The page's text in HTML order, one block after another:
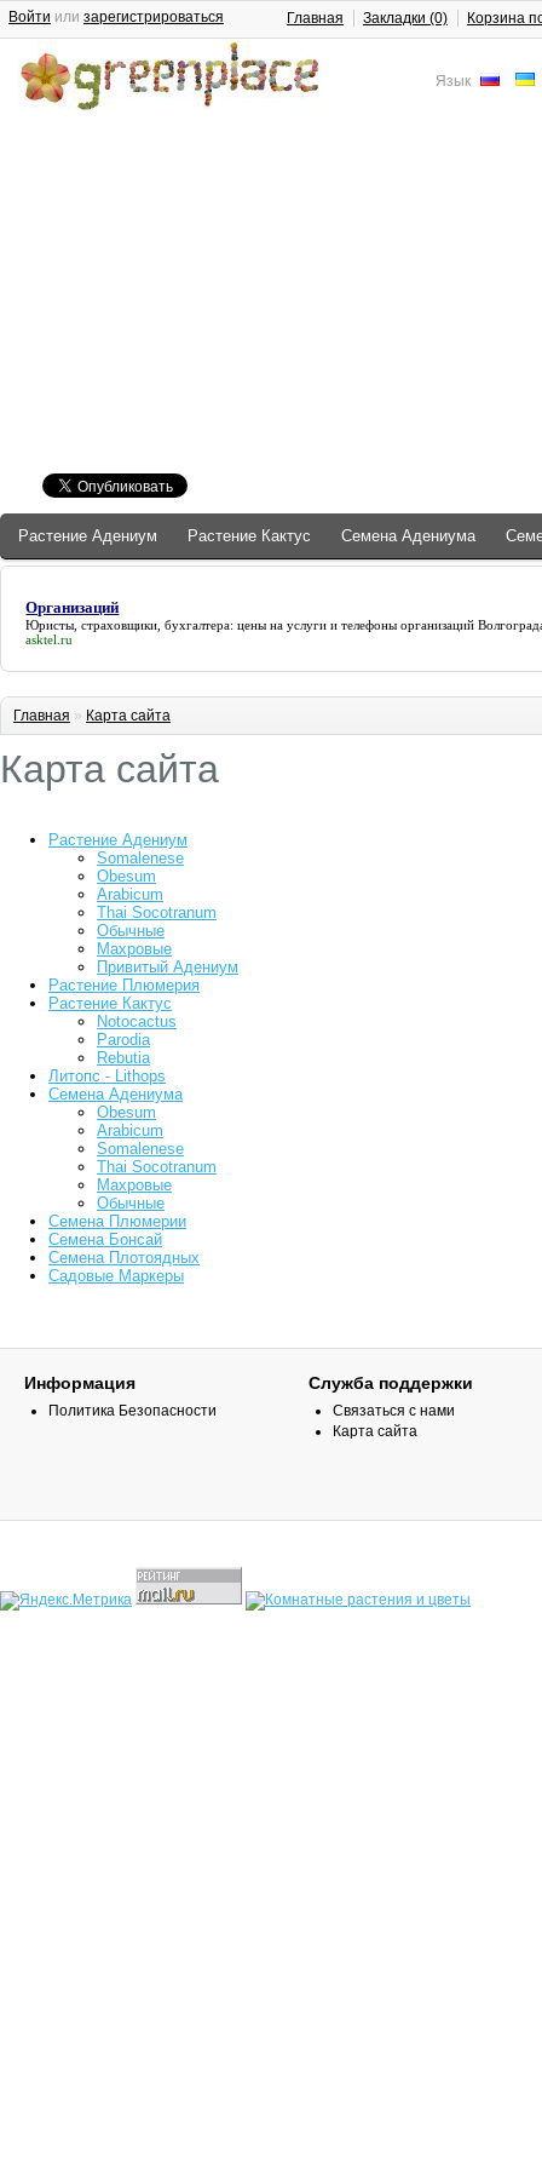
Язык
Войти или зарегистрироваться Главная Закладки (0) Корзина
Растение Адениум Растение Кактус Семена Адениума
Организаций
Юристы, страховщики, бухгалтера: цены на услуги и телефоныорганизаций
asktel.ru
Главная » Карта сайта
Карта сайта
Растение Адениум
Somalenese
Obesum
Arabicum
Thai Socotranum
Обычные
Махровые
Привитый Адениум
Растение Плюмерия
Растение Кактус
Notocactus
Parodia
Rebutia
Литопс - Lithops
Семена Адениума
Obesum
Arabicum
Somalenese
Thai Socotranum
Махровые
Обычные
Семена Плюмерии
Семена Бонсай
Семена Плотоядных
Садовые Маркеры
Информация
Политика Безопасности
Служба поддержки
Связаться с нами
Карта сайта